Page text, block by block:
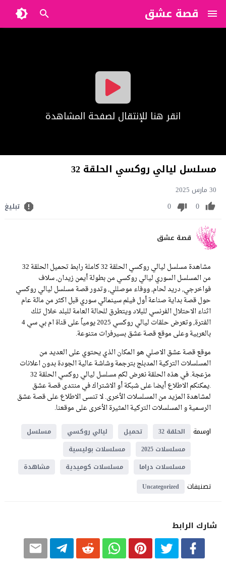
قصة عشق
?>
انقر هنا للإنتقال لصفحة المشاهدة
مسلسل ليالي روكسي الحلقة 32
30 مارس 2025
0
0 تبليغ
قصة عشق
مشاهدة مسلسل ليالي روكسي الحلقة 32 كاملة رابط تحميل الحلقة 32
من المسلسل السوري ليالي روكسي من بطولة أيمن زيدان, سلاف
فواخرجي, دريد لحام, ووفاء موصللي, وتدور قصة مسلسل ليالي روكسي
حول قصة بداية صناعة أول فيلم سينمائي سوري قبل اكثر من مائة عام
اثناء الاحتلال الفرنسي للبلاد ويتطرق للحالة العامة للبلد خلال تلك
الفترة, وتعرض حلقات ليالي روكسي 2025 يومياً على قناة ام بي سي 4
بالعربية وعلى موقع قصة عشق بسيرفرات متنوعة.
موقع قصة عشق الاصلي هو المكان الذي يحتوي على العديد من
المسلسلات التركية المدبلج بترجمة وشاشة عالية الجودة بدون اعلانات
مزعجة. في هذه الحلقة نعرض لكم مسلسل ليالي روكسي الحلقة 32
.يمكنكم الاطلاع أيضا على شبكة أو الاشتراك في منتدى قصة عشق
لمشاهدة المزيد من المسلسلات الأخرى. لا تنسى الاطلاع على قصة عشق
الرسمية و المسلسلات التركية المثيرة الأخرى على موقعنا.
اوسمة
الحلقة 32 تحميل ليالي روكسي
مسلسل
مسلسلات 2025
مسلسلات بوليسية
مسلسلات دراما
مسلسلات كوميدية مشاهدة
تصنيفات Uncategorized
شارك الرابط